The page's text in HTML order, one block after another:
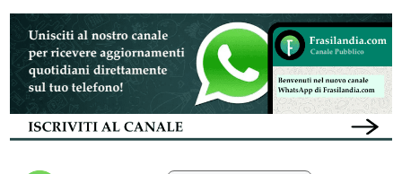
Vai
contenuto